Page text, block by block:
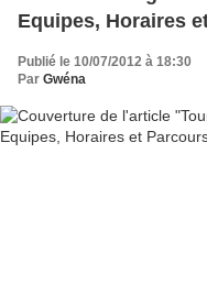
Equipes, Horaires
Publié le 10/07/2012 à 18:30
Par Gwéna